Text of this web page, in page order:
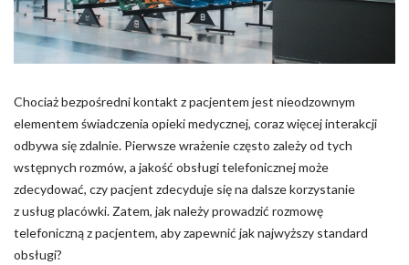
Chociaż bezpośredni kontakt z pacjentem jest nieodzownym
elementem świadczenia opieki medycznej, coraz więcej interakcji
odbywa się zdalnie. Pierwsze wrażenie często zależy od tych
wstępnych rozmów, a jakość obsługi telefonicznej może
zdecydować, czy pacjent zdecyduje się na dalsze korzystanie
z usług placówki. Zatem, jak należy prowadzić rozmowę
telefoniczną z pacjentem, aby zapewnić jak najwyższy standard
obsługi?
zapamiętanie informacji, które zmieniają wygląd lub
funkcjonowanie strony, np. preferowany język lub region, w
którym znajduje się użytkownik.
Statystyka
Statystyczne pliki cookie pomagają właścicielem stron
internetowych zrozumieć, w jaki sposób różni użytkownicy
zachowują się na stronie, gromadząc i zgłaszając anonimowe
informacje.
Marketing